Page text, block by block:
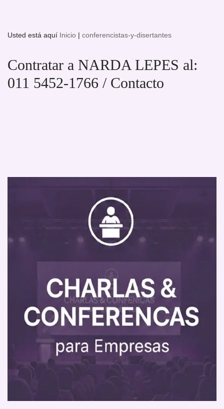
Usted está aquí Inicio | conferencistas-y-disertantes
Contratar a NARDA LEPES al:
011 5452-1766 / Contacto